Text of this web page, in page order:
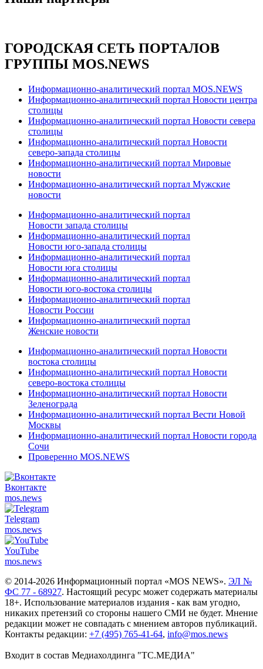
ГОРОДСКАЯ СЕТЬ ПОРТАЛОВ
ГРУППЫ MOS.NEWS
Информационно-аналитический портал MOS.NEWS
Информационно-аналитический портал Новости центра
столицы
Информационно-аналитический портал Новости севера
столицы
Информационно-аналитический портал Новости
северо-запада столицы
Информационно-аналитический портал Мировые
новости
Информационно-аналитический портал Мужские
новости
Информационно-аналитический портал
Новости запада столицы
Информационно-аналитический портал
Новости юго-запада столицы
Информационно-аналитический портал
Новости юга столицы
Информационно-аналитический портал
Новости юго-востока столицы
Информационно-аналитический портал
Новости России
Информационно-аналитический портал
Женские новости
Информационно-аналитический портал Новости
востока столицы
Информационно-аналитический портал Новости
северо-востока столицы
Информационно-аналитический портал Новости
Зеленограда
Информационно-аналитический портал Вести Новой
Москвы
Информационно-аналитический портал Новости города
Сочи
Проверенно MOS.NEWS
Вконтакте
mos.news
Telegram
mos.news
YouTube
mos.news
© 2014-2026 Информационный портал «MOS NEWS». ЭЛ №
ФС 77 - 68927. Настоящий ресурс может содержать материалы
18+. Использование материалов издания - как вам угодно,
никаких претензий со стороны нашего СМИ не будет. Мнение
редакции может не совпадать с мнением авторов публикаций.
Контакты редакции: +7 (495) 765-41-64, info@mos.news
Входит в состав Медиахолдинга "ТС.МЕДИА"